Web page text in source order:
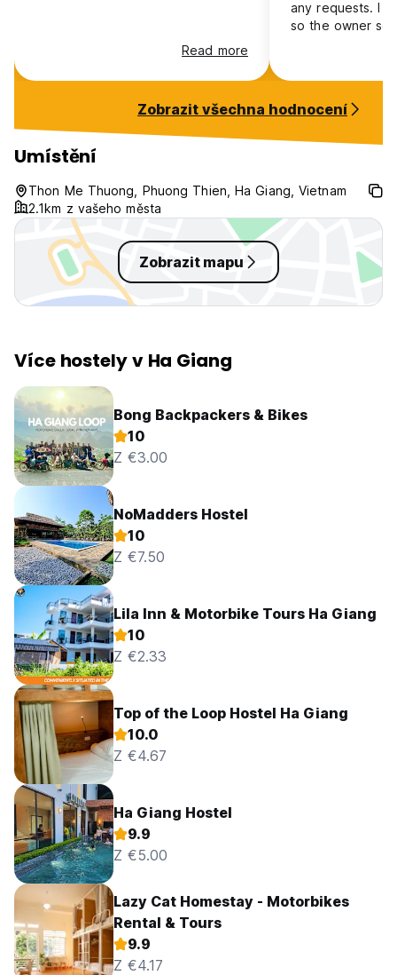
Read more
any requests. I
so the owner
on the bike,
good every
worked out $10
Zobrazit všechna hodnocení
Umístění
Thon Me Thuong, Phuong Thien, Ha Giang, Vietnam
2.1km z vašeho města
Zobrazit mapu
Více hostely v Ha Giang
Bong Backpackers & Bikes
10
Z €3.00
NoMadders Hostel
10
Z €7.50
Lila Inn & Motorbike Tours Ha Giang
10
Z €2.33
Top of the Loop Hostel Ha Giang
10.0
Z €4.67
Ha Giang Hostel
9.9
Z €5.00
Lazy Cat Homestay - Motorbikes
Rental & Tours
9.9
Z €4.17